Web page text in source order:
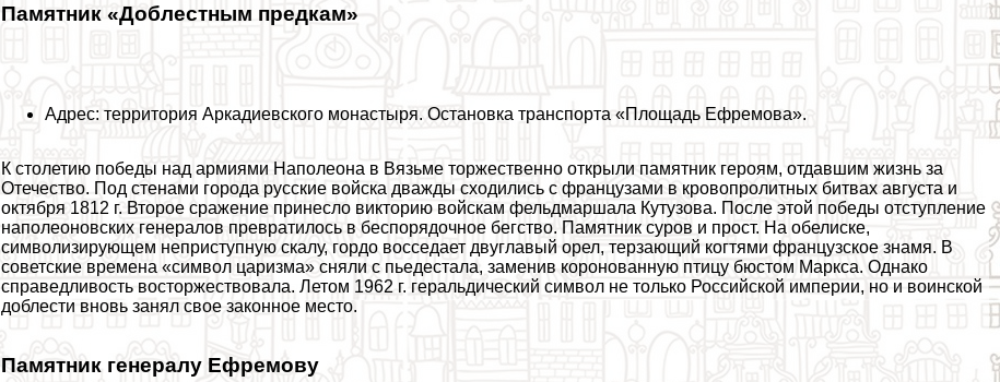
Памятник «Доблестным предкам»
Адрес: территория Аркадиевского монастыря. Остановка трaнcпорта «Площадь Ефремова».
К столетию победы над армиями Наполеона в Вязьме торжественно открыли памятник героям, отдавшим жизнь за
Отечество. Под стенами города русские войска дважды сходились с французами в кровопролитных битвах августа и
октября 1812 г. Второе сражение принесло викторию войскам фельдмаршала Кутузова. После этой победы отступление
наполеоновских генералов превратилось в беспорядочное бегство. Памятник суров и прост. На обелиске,
символизирующем неприступную скалу, гордо восседает двуглавый орел, терзающий когтями французское знамя. В
советские времена «символ царизма» сняли с пьедестала, заменив коронованную птицу бюcтом Маркса. Однако
справедливость восторжествовала. Летом 1962 г. геральдический символ не только Российской империи, но и воинской
доблести вновь занял свое законное место.
Памятник генералу Ефремову